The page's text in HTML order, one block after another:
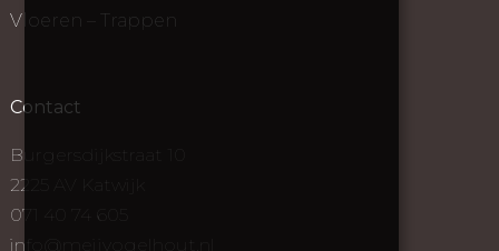
Vloeren – Trappen
Contact
Burgersdijkstraat 10
2225 AV Katwijk
071 40 74 605
info@meijvogelhout.nl